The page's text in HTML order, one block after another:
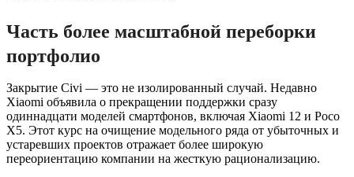
Часть более масштабной переборки
портфолио
Закрытие Civi — это не изолированный случай. Недавно
Xiaomi объявила о прекращении поддержки сразу
одиннадцати моделей смартфонов, включая Xiaomi 12 и Poco
X5. Этот курс на очищение модельного ряда от убыточных и
устаревших проектов отражает более широкую
переориентацию компании на жесткую рационализацию.